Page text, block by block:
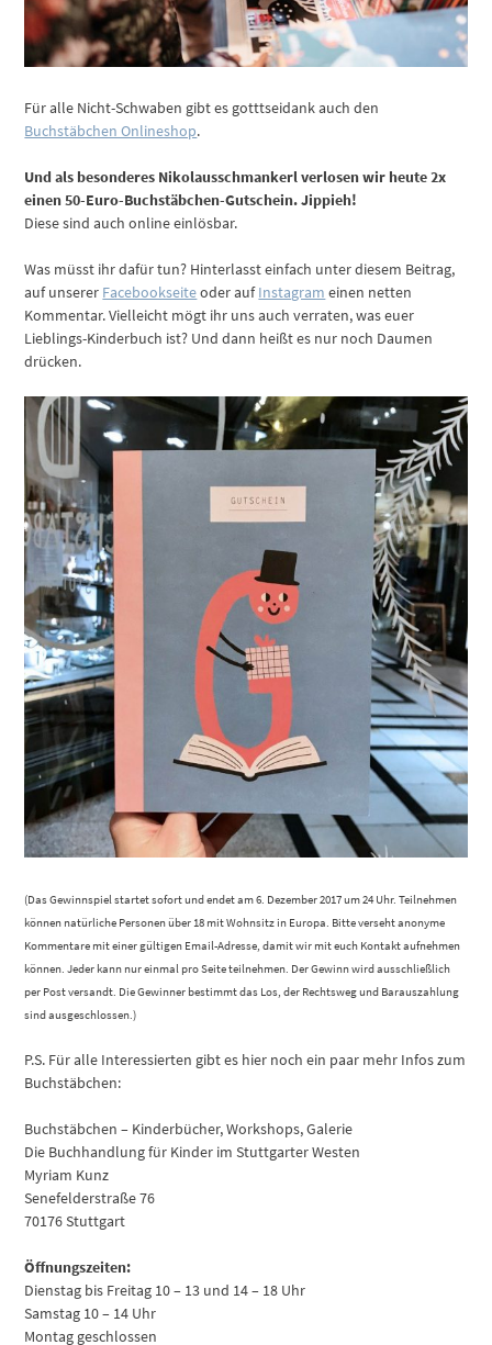
Für alle Nicht-Schwaben gibt es gotttseidank auch den
Buchstäbchen Onlineshop.
Und als besonderes Nikolausschmankerl verlosen wir heute 2x
einen 50-Euro-Buchstäbchen-Gutschein. Jippieh!
Diese sind auch online einlösbar.
Was müsst ihr dafür tun? Hinterlasst einfach unter diesem Beitrag,
auf unserer Facebookseiteoder aufInstagram einen netten
Kommentar. Vielleicht mögt ihr uns auch verraten, was euer
Lieblings-Kinderbuch ist? Und dann heißt es nur noch Daumen
drücken.
(Das Gewinnspiel startet sofort und endet am 6. Dezember 2017 um 24 Uhr. Teilnehmen
können natürliche Personen über 18 mit Wohnsitz in Europa. Bitte verseht anonyme
Kommentare mit einer gültigen Email-Adresse, damit wir mit euch Kontakt aufnehmen
können. Jeder kann nur einmal pro Seite teilnehmen. Der Gewinn wird ausschließlich
per Post versandt. Die Gewinner bestimmt das Los, der Rechtsweg und Barauszahlung
sind ausgeschlossen.)
P.S. Für alle Interessierten gibt es hier noch ein paar mehr Infos zum
Buchstäbchen:
Buchstäbchen – Kinderbücher, Workshops, Galerie
Die Buchhandlung für Kinder im Stuttgarter Westen
Myriam Kunz
Senefelderstraße 76
70176 Stuttgart
Öffnungszeiten:
Dienstag bis Freitag 10 – 13 und 14 – 18 Uhr
Samstag 10 – 14 Uhr
Montag geschlossen